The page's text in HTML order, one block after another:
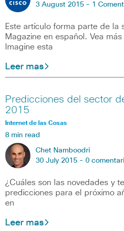
3 August 2015 - 1
Este artículo forma parte de la
Magazine en español. Vea
Imagine esta
Leer mas
Predicciones del sector
2015
Internet de las Cosas
8 min read
Chet Namboodri
30 July 2015 - 0
¿Cuáles son las novedades y
predicciones para el próximo
en
Leer mas